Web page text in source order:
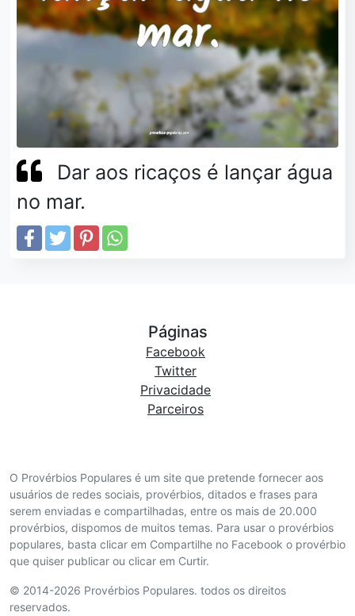
Dar aos ricaços é lançar água
no mar.
O Provérbios Populares é um site que pretende fornecer aos
usuários de redes sociais, provérbios, ditados e frases para
serem enviadas e compartilhadas, entre os mais de 20.000
provérbios, dispomos de muitos temas. Para usar o provérbios
populares, basta clicar em Compartilhe no Facebook o provérbio
que quiser publicar ou clicar em Curtir.
© 2014-2026 Provérbios Populares. todos os direitos
reservados.
Páginas
Facebook
Twitter
Privacidade
Parceiros